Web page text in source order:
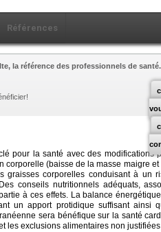
Références
la référence des professionnels de santé.
pour la santé avec des modifications
corporelle (baisse de la masse maigre
graisses corporelles conduisant à un
conseils nutritionnels adéquats,
à ces effets. La balance
un apport protidique suffisant ainsi
sera bénéfique sur la santé
les exclusions alimentaires non